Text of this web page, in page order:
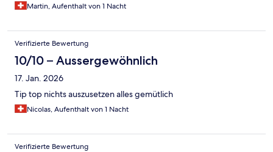
Martin, Aufenthalt von 1 Nacht
Verifizierte Bewertung
10/10 – Aussergewöhnlich
17. Jan. 2026
Tip top nichts auszusetzen alles gemütlich
Nicolas, Aufenthalt von 1 Nacht
Verifizierte Bewertung